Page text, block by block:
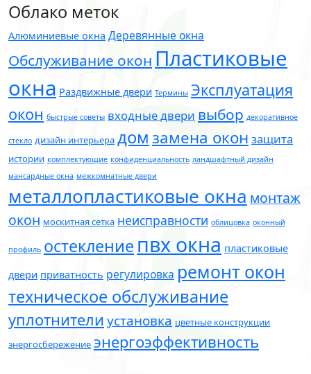
Облако меток
Алюминиевые окна Деревянные окна
Обслуживание окон Пластиковые
окна Раздвижные двери Термины Эксплуатация
окон быстрые советы входные двери выбор декоративное
стекло дизайн интерьера домзамена окон защита
истории комплектующие конфиденциальность ландшафтный дизайн
мансардные окна межкомнатные двери
металлопластиковые окна монтаж
окон москитная сетка неисправности облицовка оконный
профиль остекление пвх окна пластиковые
двери приватность регулировка ремонт окон
техническое обслуживание
уплотнители установка цветные конструкции
энергосбережение энергоэффективность